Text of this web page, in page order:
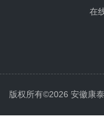
在
版权所有©2026 安徽康